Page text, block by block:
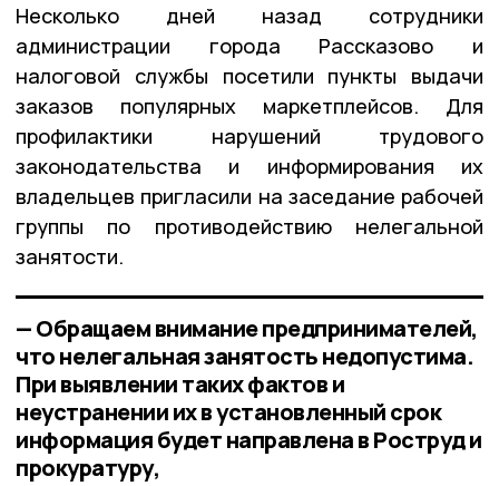
Несколько дней назад сотрудники
администрации города Рассказово и
налоговой службы посетили пункты выдачи
заказов популярных маркетплейсов. Для
профилактики нарушений трудового
законодательства и информирования их
владельцев пригласили на заседание рабочей
группы по противодействию нелегальной
занятости.
— Обращаем внимание предпринимателей,
что нелегальная занятость недопустима.
При выявлении таких фактов и
неустранении их в установленный срок
информация будет направлена в Роструд и
прокуратуру,